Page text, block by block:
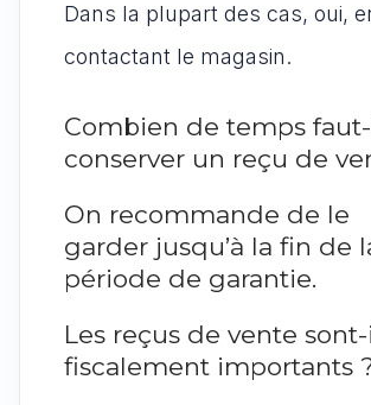
Dans la plupart des cas, oui,
contactant le magasin.
Combien de temps
conserver un reçu de
On recommande de le
garder jusqu’à la fin de
période de garantie.
Les reçus de vente
fiscalement importants